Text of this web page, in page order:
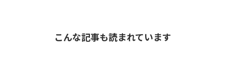
こんな記事も読まれています